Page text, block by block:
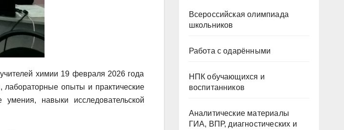
химии 19 февраля 2026 года
лабораторные опыты и практические
навыки исследовательской
Всероссийская олимпиада
школьников
Работа с одарёнными
НПК обучающихся и
воспитанников
Аналитические материалы
ГИА, ВПР, диагностических и